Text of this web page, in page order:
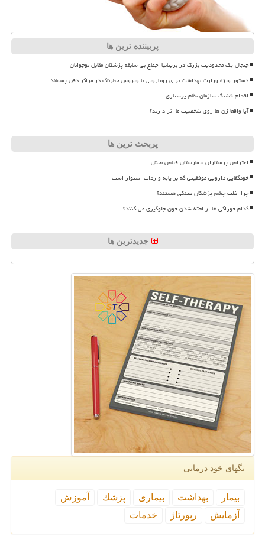
پربیننده ترین ها
جنجال یک محدودیت بزرگ در بریتانیا اجماع بی سابقه پزشکان مقابل نوجوانان
دستور ویژه وزارت بهداشت برای رویارویی با ویروس خطرناک در مراکز دفن پسماند
اقدام قشنگ سازمان نظام پرستاری
آیا واقعا ژن ها روی شخصیت ما اثر دارند؟
پربحث ترین ها
اعتراض پرستاران بیمارستان فیاض بخش
خودکفایی دارویی موفقیتی که بر پایه واردات استوار است
چرا اغلب چشم پزشکان عینکی هستند؟
کدام خوراکی ها از لخته شدن خون جلوگیری می کنند؟
جدیدترین ها
تگهای خود درمانی
بیمار بهداشت بیماری پزشك
آموزش
آزمایش
رپورتاژ خدمات